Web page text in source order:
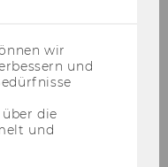
wir
und
die
und